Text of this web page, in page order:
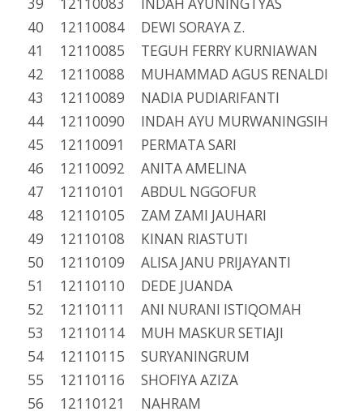
40 12110084 DEWI SORAYA Z.
41 12110085 TEGUH FERRY KURNIAWAN
42 12110088 MUHAMMAD AGUS RENALDI
43 12110089 NADIA PUDIARIFANTI
44 12110090 INDAH AYU MURWANINGSIH
45 12110091 PERMATA SARI
46 12110092 ANITA AMELINA
47 12110101 ABDUL NGGOFUR
48 12110105 ZAM ZAMI JAUHARI
49 12110108 KINAN RIASTUTI
50 12110109 ALISA JANU PRIJAYANTI
51 12110110 DEDE JUANDA
52 12110111 ANI NURANI ISTIQOMAH
53 12110114 MUH MASKUR SETIAJI
54 12110115 SURYANINGRUM
55 12110116 SHOFIYA AZIZA
56 12110121 NAHRAM